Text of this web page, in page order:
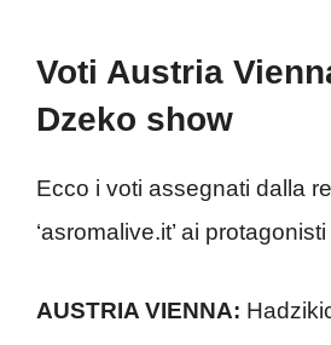
Voti Austria
Dzeko show
Ecco i voti assegnati dalla
‘asromalive.it’ ai
AUSTRIA VIENNA: